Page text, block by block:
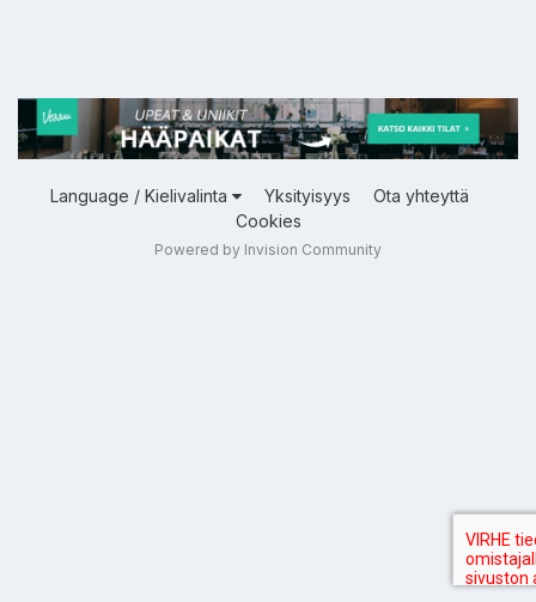
Language / Kielivalinta Yksityisyys
Ota yhteyttä
Cookies
Powered by Invision Community